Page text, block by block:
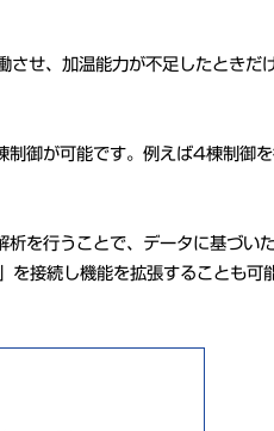
せ、加温能力が不足したときだ
御が可能です。例えば4棟制御
を行うことで、データに基づい
接続し機能を拡張することも可